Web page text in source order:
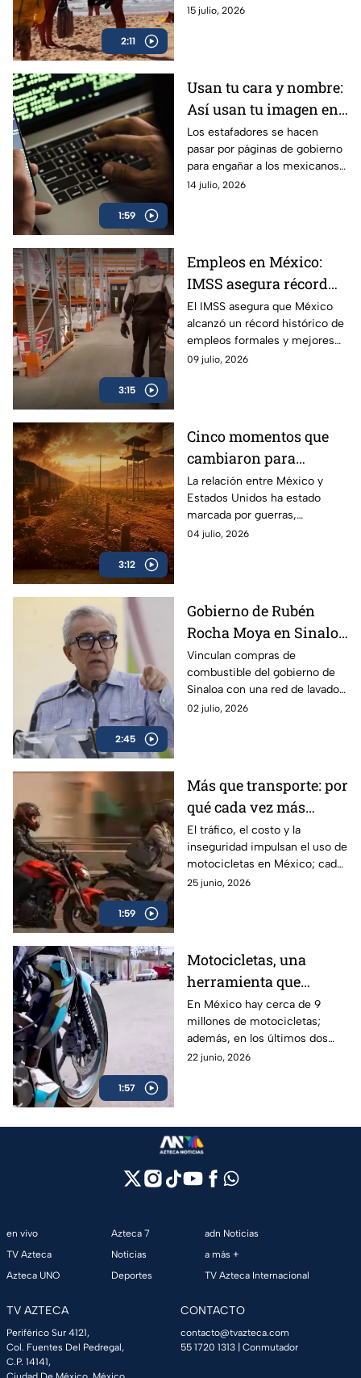
2:11
ANPEC; afecta el presupuesto
15 julio, 2026
1:59
Usan tu cara y nombre:
Así usan tu imagen en
redes sociales para
hacer fraudes en
México
Los estafadores se hacen
pasar por páginas de gobierno
para engañar a los mexicanos y
quitarles su dinero; esta es la
14 julio, 2026
3:15
Empleos en México:
IMSS asegura récord
histórico, pero
encuesta revela
condiciones laborales
críticas
El IMSS asegura que México
alcanzó un récord histórico de
empleos formales y mejores
salarios, mientras cifras del
09 julio, 2026
3:12
Cinco momentos que
cambiaron para
siempre la relación
entre México y Estados
Unidos
La relación entre México y
Estados Unidos ha estado
marcada por guerras,
migración y comercio. Estos
04 julio, 2026
2:45
Gobierno de Rubén
Rocha Moya en Sinaloa
compró combustible a
empresa ligada al
CJNG
Vinculan compras de
combustible del gobierno de
Sinaloa con una red de lavado
de dinero y huachicol fiscal al
02 julio, 2026
1:59
Más que transporte: por
qué cada vez más
personas eligen la
motocicleta en México
El tráfico, el costo y la
inseguridad impulsan el uso de
motocicletas en México; cada
vez más personas las eligen
25 junio, 2026
1:57
Motocicletas, una
herramienta que
mueve la economía en
dos ruedas en México
En México hay cerca de 9
millones de motocicletas;
además, en los últimos dos
años las ventas de este medio
22 junio, 2026
en vivo
TV Azteca
Azteca UNO
Azteca 7
Noticias
Deportes
adn Noticias
a más +
TV Azteca Internacional
TV AZTECA
Periférico Sur 4121,
Col. Fuentes Del Pedregal,
C.P. 14141,
CONTACTO
contacto@tvazteca.com
55 1720 1313 | Conmutador